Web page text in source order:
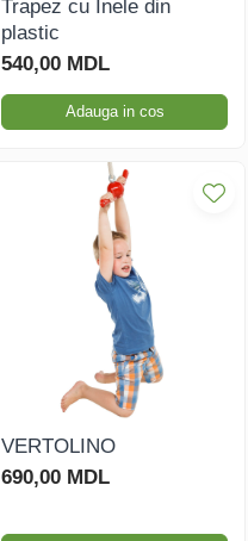
Trapez cu Inele din
plastic
540,00 MDL
Adauga in cos
VERTOLINO
690,00 MDL